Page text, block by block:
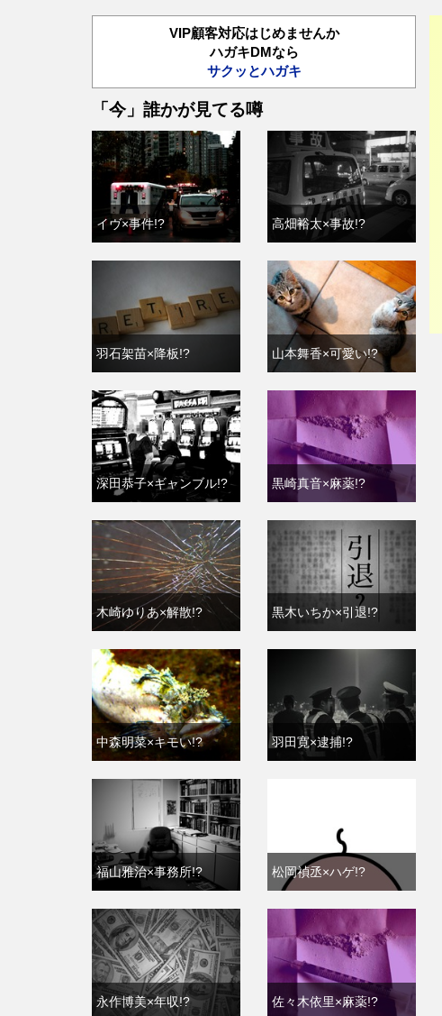
VIP顧客対応はじめませんか
ハガキDMなら
サクッとハガキ
「今」誰かが見てる噂
イヴ×事件!? 高畑裕太×事故!?
羽石架苗×降板!? 山本舞香×可愛い!?
深田恭子×ギャンブル!? 黒崎真音×麻薬!?
木崎ゆりあ×解散!? 黒木いちか×引退!?
中森明菜×キモい!? 羽田寛×逮捕!?
福山雅治×事務所!? 松岡禎丞×ハゲ!?
永作博美×年収!? 佐々木依里×麻薬!?